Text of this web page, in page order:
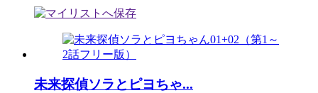
未来探偵ソラとピヨちゃ...